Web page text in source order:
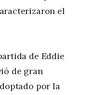
el
de Eddie
de gran
por la